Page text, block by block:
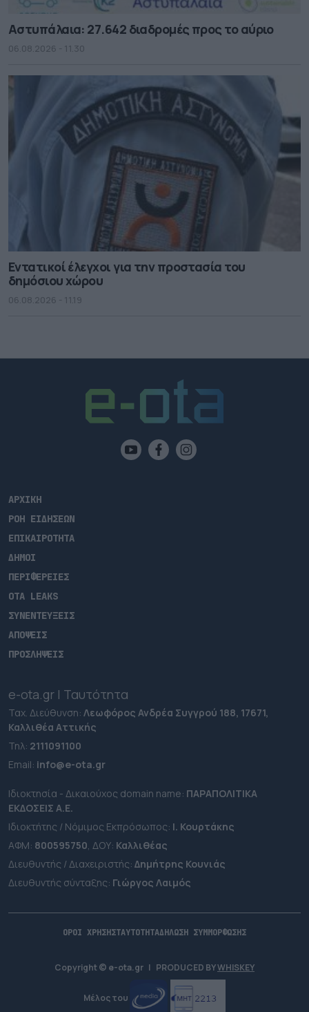
Αστυπάλαια: 27.642 διαδρομές προς το αύριο
06.08.2026 - 11.30
Εντατικοί έλεγχοι για την προστασία του
δημόσιου χώρου
06.08.2026 - 11.19
ΑΡΧΙΚΗ
ΡΟΗ ΕΙΔΗΣΕΩΝ
ΕΠΙΚΑΙΡΟΤΗΤΑ
ΔΗΜΟΙ
ΠΕΡΙΦΕΡΕΙΕΣ
OTA LEAKS
ΣΥΝΕΝΤΕΥΞΕΙΣ
ΑΠΟΨΕΙΣ
ΠΡΟΣΛΗΨΕΙΣ
e-ota.gr | Ταυτότητα
Ταχ. Διεύθυνση: Λεωφόρος Ανδρέα Συγγρού 188, 17671,
Καλλιθέα Αττικής
Τηλ: 2111091100
Εmail: info@e-ota.gr
Ιδιοκτησία - Δικαιούχος domain name: ΠΑΡΑΠΟΛΙΤΙΚΑ
ΕΚΔΟΣΕΙΣ A.E.
Ιδιοκτήτης / Νόμιμος Εκπρόσωπος: Ι. Κουρτάκης
ΑΦΜ: 800595750, ΔΟΥ: Καλλιθέας
Διευθυντής / Διαχειριστής: Δημήτρης Κουνιάς
Διευθυντής σύνταξης: Γιώργος Λαιμός
ΟΡΟΙ ΧΡΗΣΗΣΤΑΥΤΟΤΗΤΑΔΗΛΩΣΗ ΣΥΜΜΟΡΦΩΣΗΣ
Copyright © e-ota.gr | PRODUCED BYWHISKEY
Μέλος του